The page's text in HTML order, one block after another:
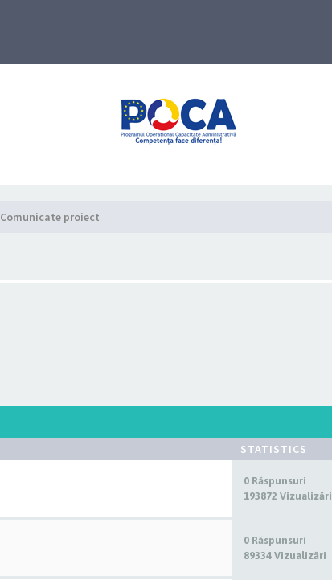
Comunicate proiect
STATISTICS
0 Răspunsuri
193872 Vizualizări
0 Răspunsuri
89334 Vizualizări